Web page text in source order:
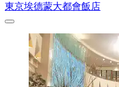
東京埃德蒙大都會飯店